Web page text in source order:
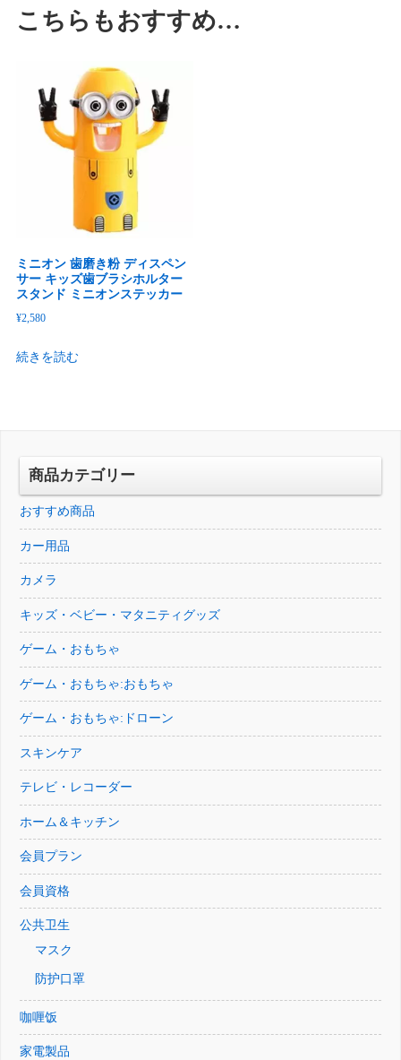
こちらもおすすめ…
ミニオン 歯磨き粉 ディスペン
サー キッズ歯ブラシホルター
スタンド ミニオンステッカー
¥2,580
続きを読む
商品カテゴリー
おすすめ商品
カー用品
カメラ
キッズ・ベビー・マタニティグッズ
ゲーム・おもちゃ
ゲーム・おもちゃ:おもちゃ
ゲーム・おもちゃ:ドローン
スキンケア
テレビ・レコーダー
ホーム＆キッチン
会員プラン
会員資格
公共卫生
マスク
防护口罩
咖喱饭
家電製品